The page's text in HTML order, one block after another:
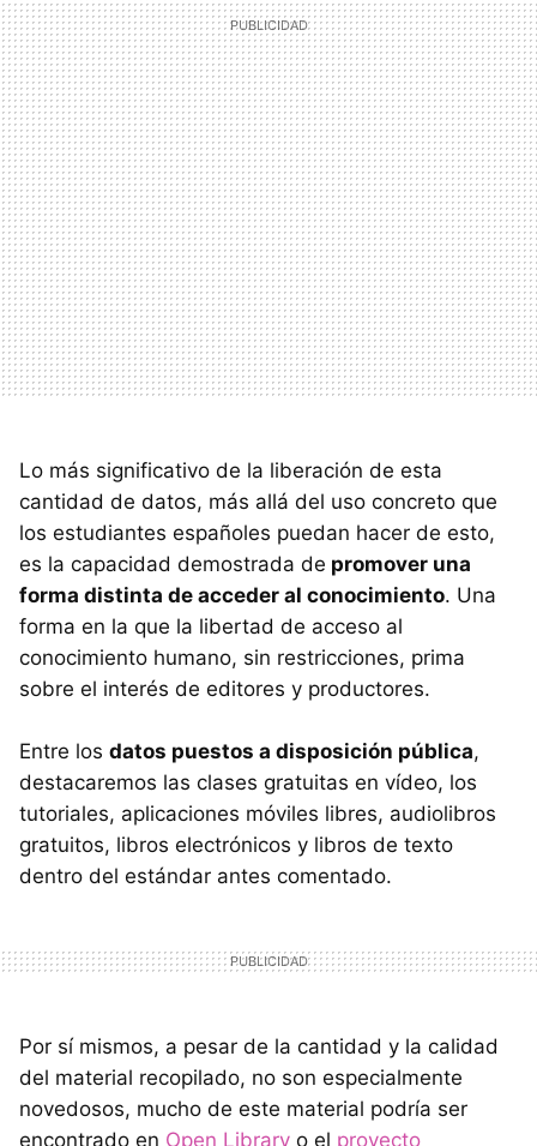
Lo más significativo de la liberación de esta
cantidad de datos, más allá del uso concreto que
los estudiantes españoles puedan hacer de esto,
es la capacidad demostrada de promover una
forma distinta de acceder al conocimiento. Una
forma en la que la libertad de acceso al
conocimiento humano, sin restricciones, prima
sobre el interés de editores y productores.
Entre los datos puestos a disposición pública,
destacaremos las clases gratuitas en vídeo, los
tutoriales, aplicaciones móviles libres, audiolibros
gratuitos, libros electrónicos y libros de texto
dentro del estándar antes comentado.
Por sí mismos, a pesar de la cantidad y la calidad
del material recopilado, no son especialmente
novedosos, mucho de este material podría ser
encontrado en Open Library o el proyecto